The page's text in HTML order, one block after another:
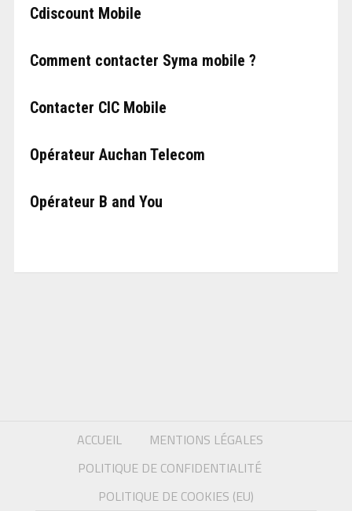
Cdiscount Mobile
Comment contacter Syma mobile ?
Contacter CIC Mobile
Opérateur Auchan Telecom
Opérateur B and You
ACCUEIL
MENTIONS LÉGALES
POLITIQUE DE CONFIDENTIALITÉ
POLITIQUE DE COOKIES (EU)